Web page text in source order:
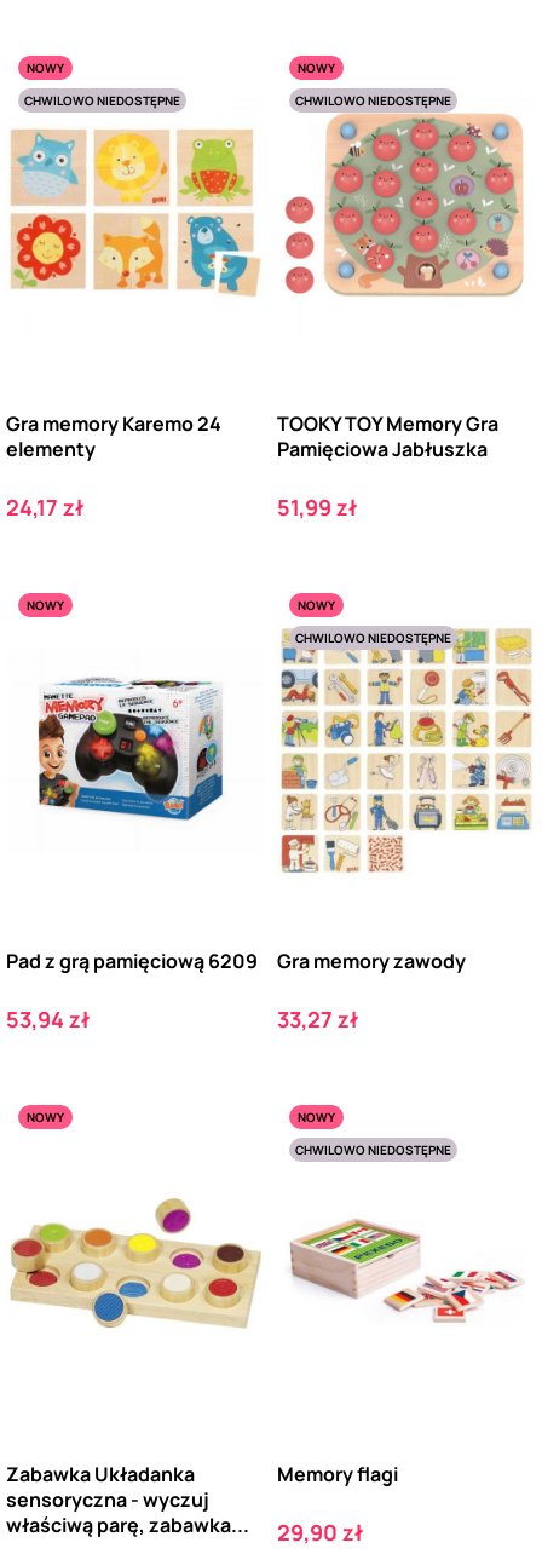
NOWY
CHWILOWO NIEDOSTĘPNE
Gra memory Karemo 24
elementy
Cena
24,17 zł
NOWY
CHWILOWO NIEDOSTĘPNE
TOOKY TOY Memory Gra
Pamięciowa Jabłuszka
Cena
51,99 zł
NOWY
Pad z grą pamięciową 6209
Cena
53,94 zł
NOWY
CHWILOWO NIEDOSTĘPNE
Gra memory zawody
Cena
33,27 zł
NOWY
Zabawka Układanka
sensoryczna - wyczuj
właściwą parę, zabawka...
NOWY
CHWILOWO NIEDOSTĘPNE
Memory flagi
Cena
29,90 zł